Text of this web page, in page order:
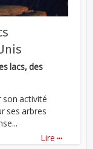
lacs, des
son activité
ses arbres
Lire ...